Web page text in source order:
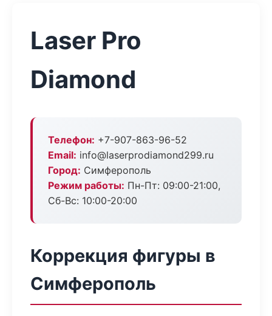
Laser Pro
Diamond
Телефон: +7-907-863-96-52
Email: info@laserprodiamond299.ru
Город: Симферополь
Режим работы: Пн-Пт: 09:00-21:00,
Сб-Вс: 10:00-20:00
Коррекция фигуры в
Симферополь